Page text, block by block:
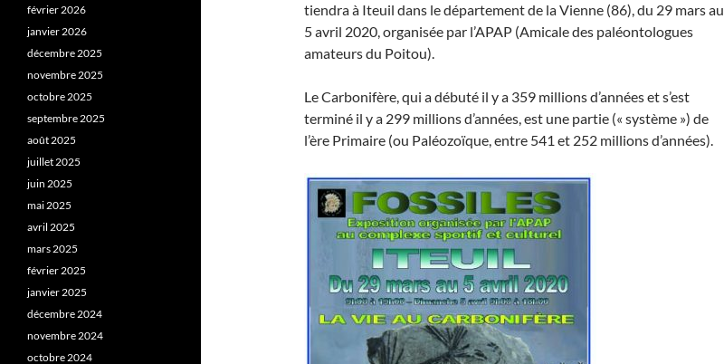
tiendra à Iteuil dans le département de la Vienne (86), du 29 mars au
5 avril 2020, organisée par l’APAP (Amicale des paléontologues
amateurs du Poitou).
Le Carbonifère, qui a débuté il y a 359 millions d’années et s’est
terminé il y a 299 millions d’années, est une partie (« système ») de
l’ère Primaire (ou Paléozoïque, entre 541 et 252 millions d’années).
février 2026
janvier 2026
décembre 2025
novembre 2025
octobre 2025
septembre 2025
août 2025
juillet 2025
juin 2025
mai 2025
avril 2025
mars 2025
février 2025
janvier 2025
décembre 2024
novembre 2024
octobre 2024